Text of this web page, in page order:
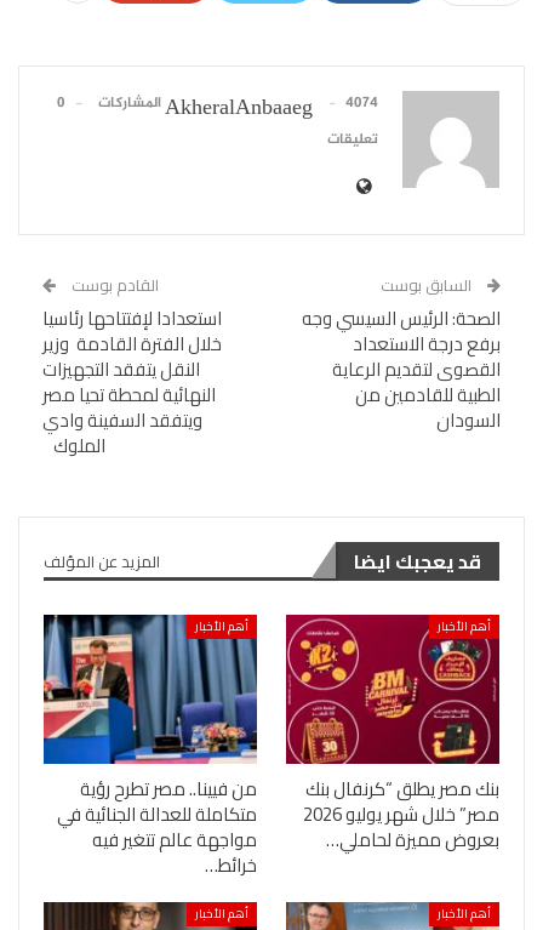
AkheralAnbaaeg 4074 المشاركات
0
تعليقات
السابق بوست
الصحة: الرئيس السيسي وجه
برفع درجة الاستعداد
القصوى لتقديم الرعاية
الطبية للقادمين من
السودان
القادم بوست
استعدادا لإفتتاحها رئاسيا
خلال الفترة القادمة وزير
النقل يتفقد التجهيزات
النهائية لمحطة تحيا مصر
ويتفقد السفينة وادي
الملوك
قد يعجبك ايضا المزيد عن المؤلف
أهم الأخبار
بنك مصر يطلق “كرنفال بنك
مصر” خلال شهر يوليو 2026
بعروض مميزة لحاملي…
أهم الأخبار
من فيينا.. مصر تطرح رؤية
متكاملة للعدالة الجنائية في
مواجهة عالم تتغير فيه
خرائط…
أهم الأخبار أهم الأخبار